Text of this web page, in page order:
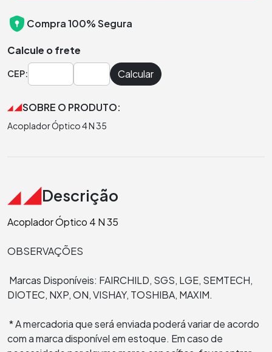
Compra 100% Segura
Calcule o frete
CEP: Calcular
SOBRE O PRODUTO:
Acoplador Óptico 4 N 35
Descrição
Acoplador Óptico 4 N 35
OBSERVAÇÕES
Marcas Disponíveis: FAIRCHILD, SGS, LGE, SEMTECH,
DIOTEC, NXP, ON, VISHAY, TOSHIBA, MAXIM.
* A mercadoria que será enviada poderá variar de acordo
com a marca disponível em estoque. Em caso de